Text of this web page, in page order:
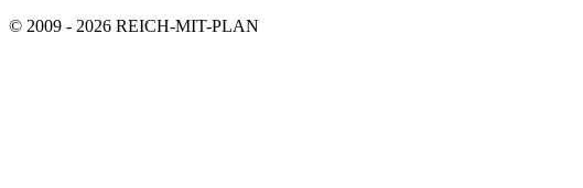
© 2009 - 2026 REICH-MIT-PLAN